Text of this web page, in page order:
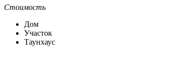
Стоимость
Дом
Участок
Таунхаус